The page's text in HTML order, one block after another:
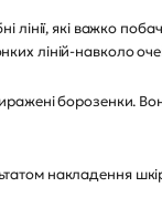
лінії, які важко
ліній-навколо
борозенки.
накладення